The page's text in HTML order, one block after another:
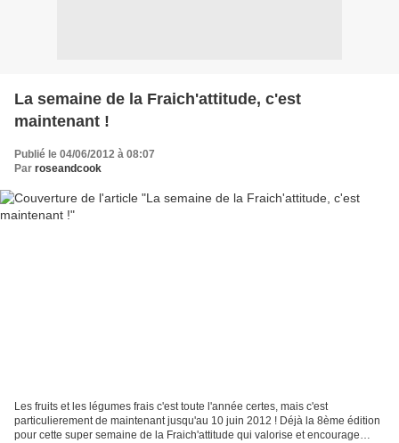
La semaine de la Fraich'attitude, c'est
maintenant !
Publié le 04/06/2012 à 08:07
Par roseandcook
Les fruits et les légumes frais c'est toute l'année certes, mais c'est
particulierement de maintenant jusqu'au 10 juin 2012 ! Déjà la 8ème édition
pour cette super semaine de la Fraich'attitude qui valorise et encourage